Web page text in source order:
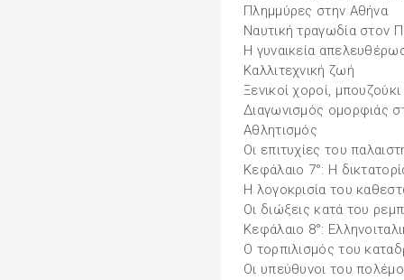
Πλημμύρες στην Αθήνα
Ναυτική τραγωδία στον
Η γυναικεία
Καλλιτεχνική ζωή
Ξενικοί χοροί,
Διαγωνισμός ομορφιάς
Αθλητισμός
Οι επιτυχίες του
Κεφάλαιο 7°: Η
Η λογοκρισία του
Οι διώξεις κατά του
Κεφάλαιο 8°:
Ο τορπιλισμός του
Οι υπεύθυνοι του